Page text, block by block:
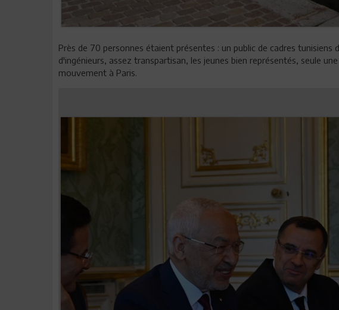
Près de 70 personnes étaient présentes : un public de cadres tunisiens
d'ingénieurs, assez transpartisan, les jeunes bien représentés, seule
mouvement à Paris.